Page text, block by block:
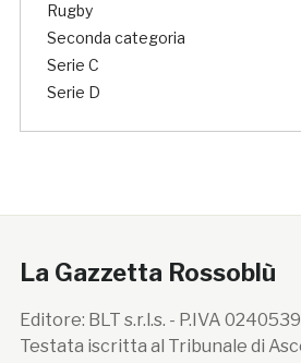
Rugby
Seconda categoria
Serie C
Serie D
La Gazzetta Rossoblù
Editore: BLT s.r.l.s. - P.IVA
Testata iscritta al Tribunale di